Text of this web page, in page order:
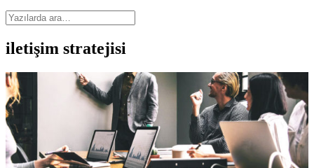
iletişim stratejisi